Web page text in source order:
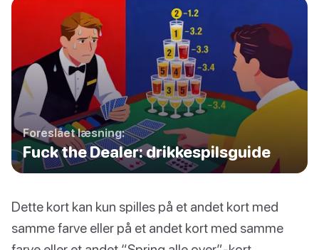
Foreslået læsning:
Fuck the Dealer: drikkespilsguide
Dette kort kan kun spilles på et andet kort med
samme farve eller på et andet kort med samme